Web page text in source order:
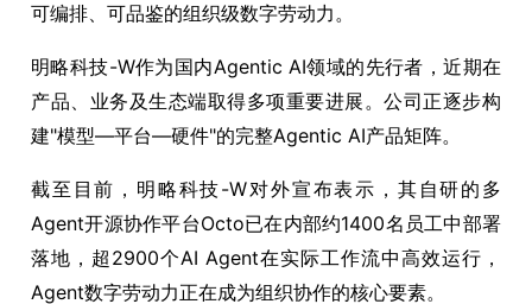
可编排、可品鉴的组织级数字劳动力。
明略科技-W作为国内Agentic AI领域的先行者，近期在
产品、业务及生态端取得多项重要进展。公司正逐步构
建"模型—平台—硬件"的完整Agentic AI产品矩阵。
截至目前，明略科技-W对外宣布表示，其自研的多
Agent开源协作平台Octo已在内部约1400名员工中部署
落地，超2900个AI Agent在实际工作流中高效运行，
Agent数字劳动力正在成为组织协作的核心要素。